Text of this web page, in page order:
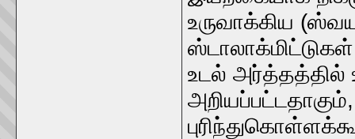
உருவாக்கிய
உடல் அர்த்தத்தில்